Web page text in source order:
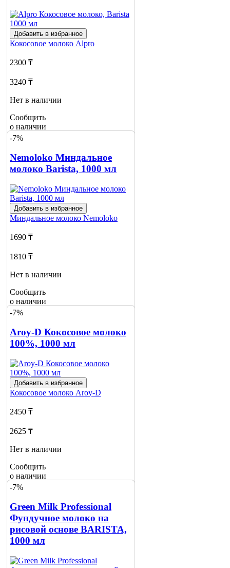
Добавить в избранное
Кокосовое молоко Alpro
2300 ₸
3240 ₸
Нет в наличии
Сообщить
о наличии
3
-7%
Nemoloko Миндальное
молоко Barista, 1000 мл
Добавить в избранное
Миндальное молоко Nemoloko
1690 ₸
1810 ₸
Нет в наличии
Сообщить
о наличии
1
-7%
Aroy-D Кокосовое молоко
100%, 1000 мл
Добавить в избранное
Кокосовое молоко Aroy-D
2450 ₸
2625 ₸
Нет в наличии
Сообщить
о наличии
1
-7%
Green Milk Professional
Фундучное молоко на
рисовой основе BARISTA,
1000 мл